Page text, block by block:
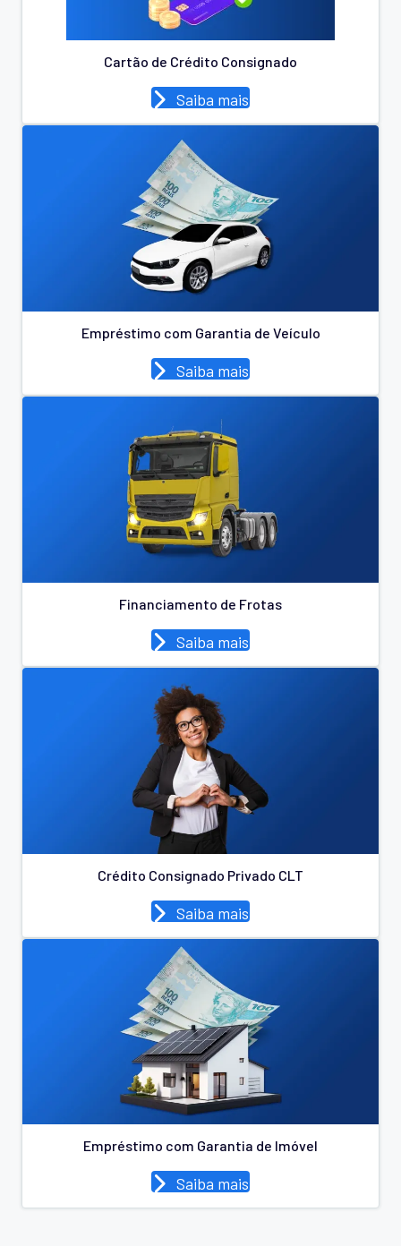
Cartão de Crédito Consignado
Saiba mais
Empréstimo com Garantia de Veículo
Saiba mais
Financiamento de Frotas
Saiba mais
Crédito Consignado Privado CLT
Saiba mais
Empréstimo com Garantia de Imóvel
Saiba mais